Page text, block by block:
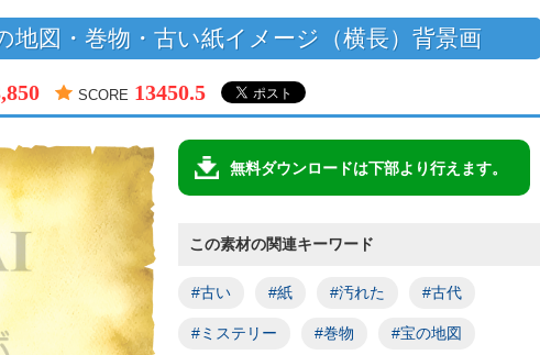
地図・巻物・古い紙イメージ（横長）背景画
SCORE 13450.5
無料ダウンロードは下部より行えます。
この素材の関連キーワード
#古い #紙 #汚れた #古代
#ミステリー #巻物 #宝の地図